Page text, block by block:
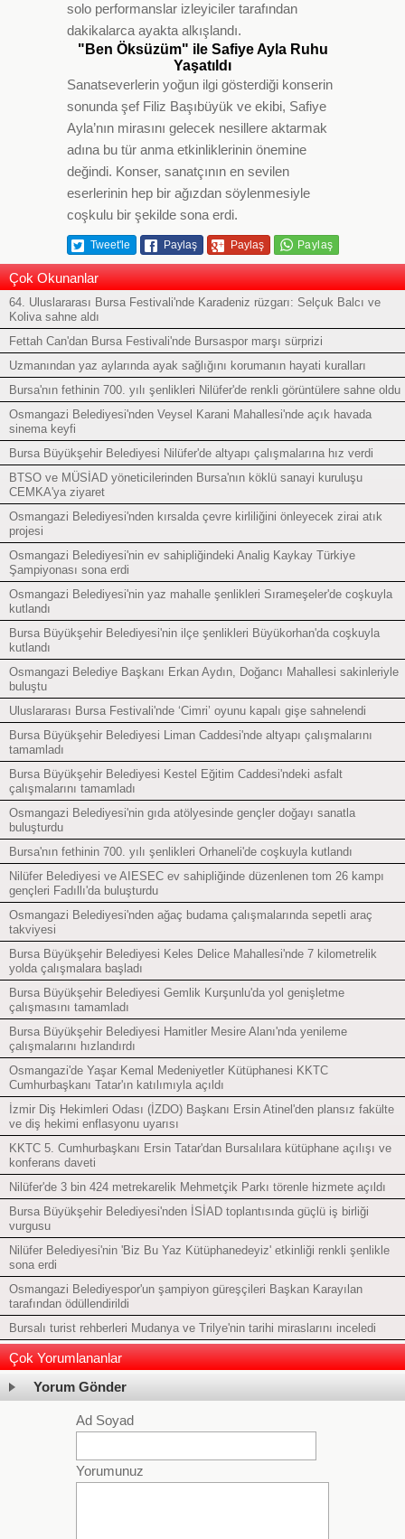
solo performanslar izleyiciler tarafından
dakikalarca ayakta alkışlandı.
"Ben Öksüzüm" ile Safiye Ayla Ruhu
Yaşatıldı
Sanatseverlerin yoğun ilgi gösterdiği konserin
sonunda şef Filiz Başıbüyük ve ekibi, Safiye
Ayla’nın mirasını gelecek nesillere aktarmak
adına bu tür anma etkinliklerinin önemine
değindi. Konser, sanatçının en sevilen
eserlerinin hep bir ağızdan söylenmesiyle
coşkulu bir şekilde sona erdi.
Tweet'le Paylaş Paylaş
Çok Okunanlar
64. Uluslararası Bursa Festivali'nde Karadeniz rüzgarı: Selçuk Balcı ve
Koliva sahne aldı
Fettah Can'dan Bursa Festivali'nde Bursaspor marşı sürprizi
Uzmanından yaz aylarında ayak sağlığını korumanın hayati kuralları
Bursa'nın fethinin 700. yılı şenlikleri Nilüfer'de renkli görüntülere sahne oldu
Osmangazi Belediyesi'nden Veysel Karani Mahallesi'nde açık havada
sinema keyfi
Bursa Büyükşehir Belediyesi Nilüfer'de altyapı çalışmalarına hız verdi
BTSO ve MÜSİAD yöneticilerinden Bursa'nın köklü sanayi kuruluşu
CEMKA'ya ziyaret
Osmangazi Belediyesi'nden kırsalda çevre kirliliğini önleyecek zirai atık
projesi
Osmangazi Belediyesi'nin ev sahipliğindeki Analig Kaykay Türkiye
Şampiyonası sona erdi
Osmangazi Belediyesi'nin yaz mahalle şenlikleri Sırameşeler'de coşkuyla
kutlandı
Bursa Büyükşehir Belediyesi'nin ilçe şenlikleri Büyükorhan'da coşkuyla
kutlandı
Osmangazi Belediye Başkanı Erkan Aydın, Doğancı Mahallesi sakinleriyle
buluştu
Uluslararası Bursa Festivali'nde ‘Cimri’ oyunu kapalı gişe sahnelendi
Bursa Büyükşehir Belediyesi Liman Caddesi'nde altyapı çalışmalarını
tamamladı
Bursa Büyükşehir Belediyesi Kestel Eğitim Caddesi'ndeki asfalt
çalışmalarını tamamladı
Osmangazi Belediyesi'nin gıda atölyesinde gençler doğayı sanatla
buluşturdu
Bursa'nın fethinin 700. yılı şenlikleri Orhaneli'de coşkuyla kutlandı
Nilüfer Belediyesi ve AIESEC ev sahipliğinde düzenlenen tom 26 kampı
gençleri Fadıllı'da buluşturdu
Osmangazi Belediyesi'nden ağaç budama çalışmalarında sepetli araç
takviyesi
Bursa Büyükşehir Belediyesi Keles Delice Mahallesi'nde 7 kilometrelik
yolda çalışmalara başladı
Bursa Büyükşehir Belediyesi Gemlik Kurşunlu'da yol genişletme
çalışmasını tamamladı
Bursa Büyükşehir Belediyesi Hamitler Mesire Alanı'nda yenileme
çalışmalarını hızlandırdı
Osmangazi'de Yaşar Kemal Medeniyetler Kütüphanesi KKTC
Cumhurbaşkanı Tatar'ın katılımıyla açıldı
İzmir Diş Hekimleri Odası (İZDO) Başkanı Ersin Atinel'den plansız fakülte
ve diş hekimi enflasyonu uyarısı
KKTC 5. Cumhurbaşkanı Ersin Tatar'dan Bursalılara kütüphane açılışı ve
konferans daveti
Nilüfer'de 3 bin 424 metrekarelik Mehmetçik Parkı törenle hizmete açıldı
Bursa Büyükşehir Belediyesi'nden İSİAD toplantısında güçlü iş birliği
vurgusu
Nilüfer Belediyesi'nin 'Biz Bu Yaz Kütüphanedeyiz' etkinliği renkli şenlikle
sona erdi
Osmangazi Belediyespor'un şampiyon güreşçileri Başkan Karayılan
tarafından ödüllendirildi
Bursalı turist rehberleri Mudanya ve Trilye'nin tarihi miraslarını inceledi
Çok Yorumlananlar
Yorum Gönder
Ad Soyad
Yorumunuz